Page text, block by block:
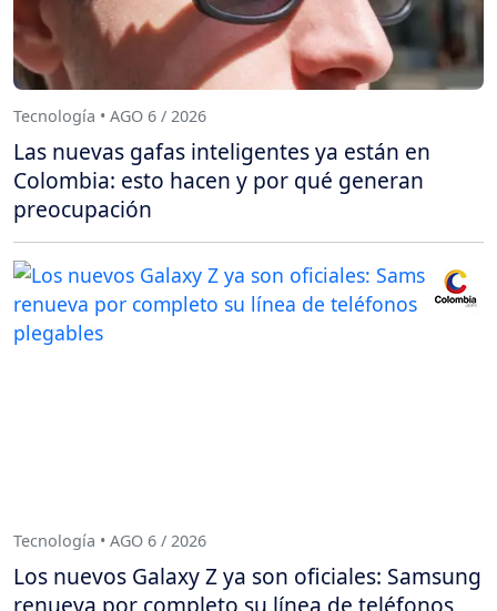
Tecnología • AGO 6 / 2026
Las nuevas gafas inteligentes ya están en
Colombia: esto hacen y por qué generan
preocupación
Tecnología • AGO 6 / 2026
Los nuevos Galaxy Z ya son oficiales: Samsung
renueva por completo su línea de teléfonos